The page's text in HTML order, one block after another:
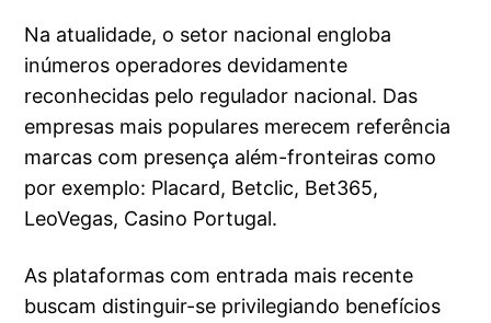
Na atualidade, o setor nacional engloba
inúmeros operadores devidamente
reconhecidas pelo regulador nacional. Das
empresas mais populares merecem referência
marcas com presença além-fronteiras como
por exemplo: Placard, Betclic, Bet365,
LeoVegas, Casino Portugal.
As plataformas com entrada mais recente
buscam distinguir-se privilegiando benefícios